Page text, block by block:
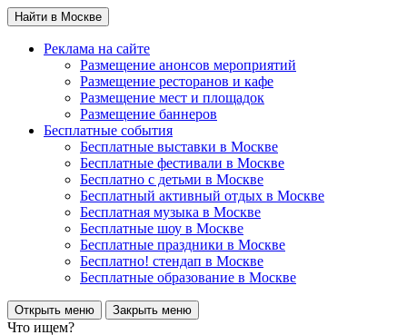
Найти в Москве
Реклама на сайте
Размещение анонсов мероприятий
Размещение ресторанов и кафе
Размещение мест и площадок
Размещение баннеров
Бесплатные события
Бесплатные выставки в Москве
Бесплатные фестивали в Москве
Бесплатно с детьми в Москве
Бесплатный активный отдых в Москве
Бесплатная музыка в Москве
Бесплатные шоу в Москве
Бесплатные праздники в Москве
Бесплатно! стендап в Москве
Бесплатные образование в Москве
Открыть меню Закрыть меню
Что ищем?